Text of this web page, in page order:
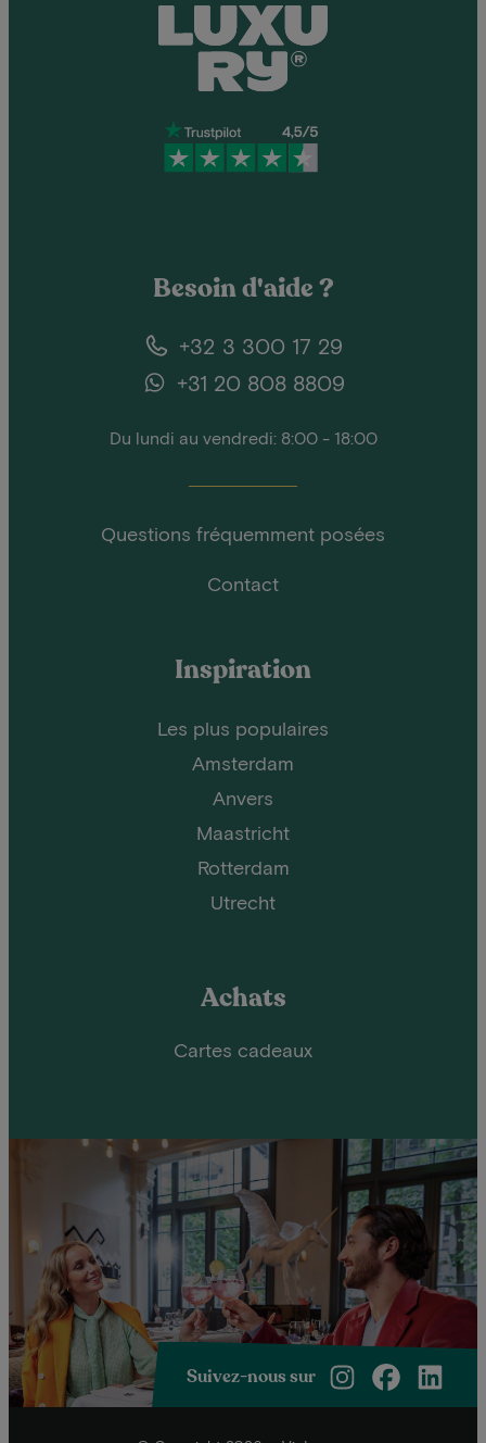
Besoin d'aide ?
+32 3 300 17 29
+31 20 808 8809
Du lundi au vendredi: 8:00 - 18:00
Questions fréquemment posées
Contact
Inspiration
Les plus populaires
Amsterdam
Anvers
Maastricht
Rotterdam
Utrecht
Achats
Cartes cadeaux
Suivez-nous sur